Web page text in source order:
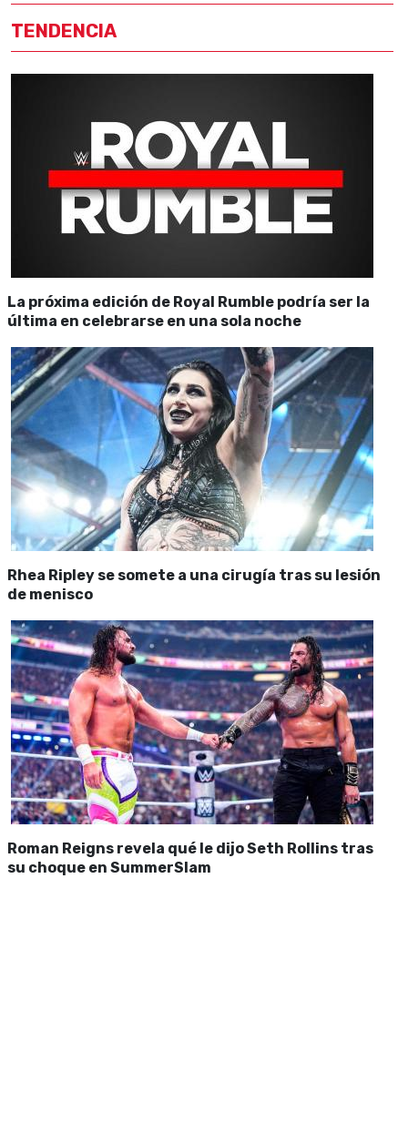
TENDENCIA
La próxima edición de Royal Rumble podría ser la
última en celebrarse en una sola noche
Rhea Ripley se somete a una cirugía tras su lesión
de menisco
Roman Reigns revela qué le dijo Seth Rollins tras
su choque en SummerSlam